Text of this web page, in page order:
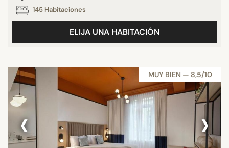
145 Habitaciones
ELIJA UNA HABITACIÓN
MUY BIEN — 8,5/10
‹ ›